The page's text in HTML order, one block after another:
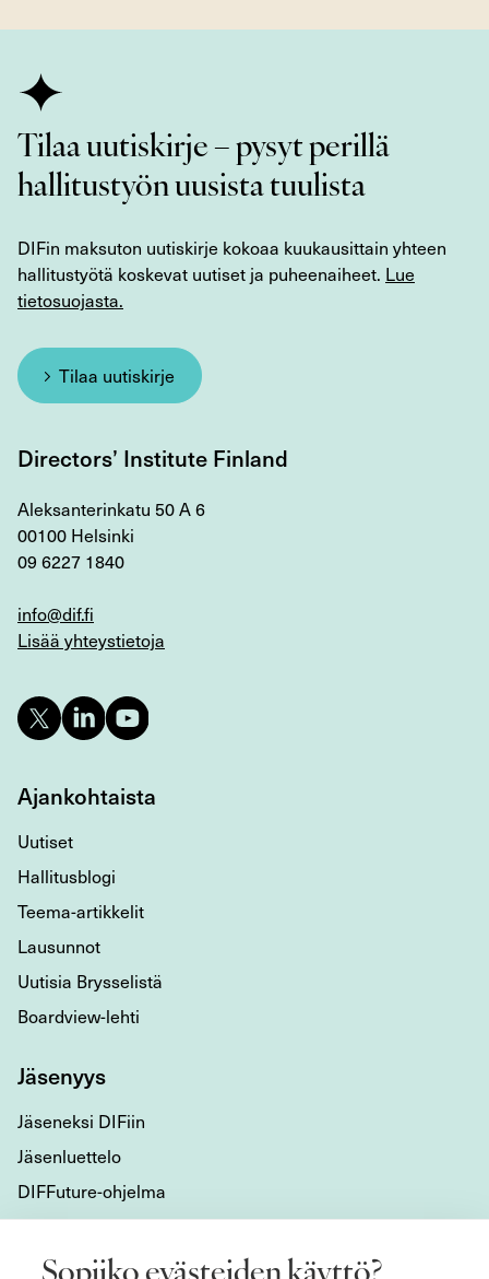
Tilaa uutiskirje – pysyt perillä
hallitustyön uusista tuulista
DIFin maksuton uutiskirje kokoaa kuukausittain yhteen
hallitustyötä koskevat uutiset ja puheenaiheet. Lue
tietosuojasta.
Tilaa uutiskirje
Directors’ Institute Finland
Aleksanterinkatu 50 A 6
00100 Helsinki
09 6227 1840
info@dif.fi
Lisää yhteystietoja
Ajankohtaista
Uutiset
Hallitusblogi
Teema-artikkelit
Lausunnot
Uutisia Brysselistä
Boardview-lehti
Jäsenyys
Jäseneksi DIFiin
Jäsenluettelo
DIFFuture-ohjelma
Tietoa meistä